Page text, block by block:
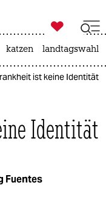

taz zahl ich
katzen landtagswahl
ist keine Identität
Identität
Fuentes